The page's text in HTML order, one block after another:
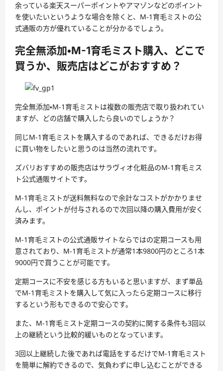
余っている楽天スーパーポイントやアマゾンなどのポイント
を使いたいというような場合を除くと、M-1育毛ミストの公
式通販の方が優れていることが分かるでしょう。
完全無添加・M-1育毛ミスト購入、どこで
買うか、販売店はどこがおすすめ？
完全無添加・M-1育毛ミストは複数の販売店で取り扱われてい
ますが、どの店舗で購入したら良いのでしょうか？
同じM-1育毛ミストを購入するのであれば、できるだけお得
に買い物をしたいと思うのは当然の流れです。
ズバリおすすめの販売店はサラヴィオ化粧品のM-1育毛ミス
ト公式通販サイトです。
M-1育毛ミストが送料無料なので余計なコストがかかりませ
んし、ポイントが付与されるので次回以降の購入費用が安く
済みます。
M-1育毛ミストの公式通販サイトならではの定期コースも用
意されており、M-1育毛ミストが通常1本9800円のところ1本
9000円で買うことが可能です。
定期コースに不安を感じる方もいると思いますが、まず単品
でM-1育毛ミストを購入して気に入ったら定期コースに移行
するという形もできるので安心です。
また、M-1育毛ミスト定期コースの契約に関する条件も3回以
上の継続という比較的緩いものとなっています。
3回以上継続した後であれば電話をするだけでM-1育毛ミスト
を簡単に解約できるので、気負わずに申し込むことができる